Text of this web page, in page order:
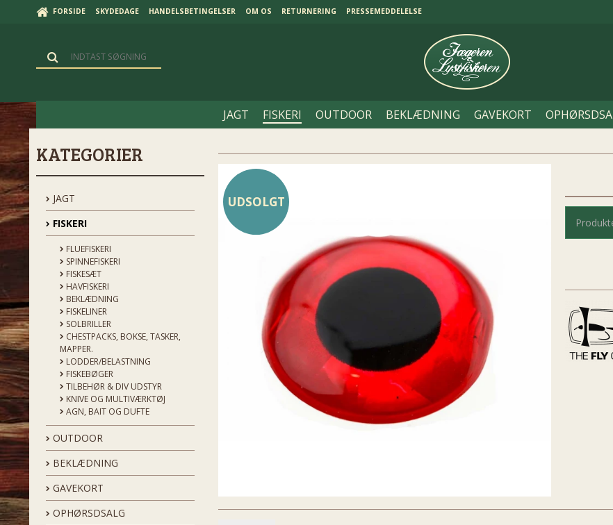
FORSIDE SKYDEDAGE HANDELSBETINGELSER OM OS RETURNERING PRESSEMEDDELELSE
JAGT FISKERI OUTDOOR BEKLÆDNING GAVEKORT
KATEGORIER
JAGT
FISKERI
FLUEFISKERI
SPINNEFISKERI
FISKESÆT
HAVFISKERI
BEKLÆDNING
FISKELINER
SOLBRILLER
CHESTPACKS, BOKSE, TASKER,
MAPPER.
LODDER/BELASTNING
FISKEBØGER
TILBEHØR & DIV UDSTYR
KNIVE OG MULTIVÆRKTØJ
AGN, BAIT OG DUFTE
OUTDOOR
BEKLÆDNING
GAVEKORT
OPHØRSDSALG
UDSOLGT